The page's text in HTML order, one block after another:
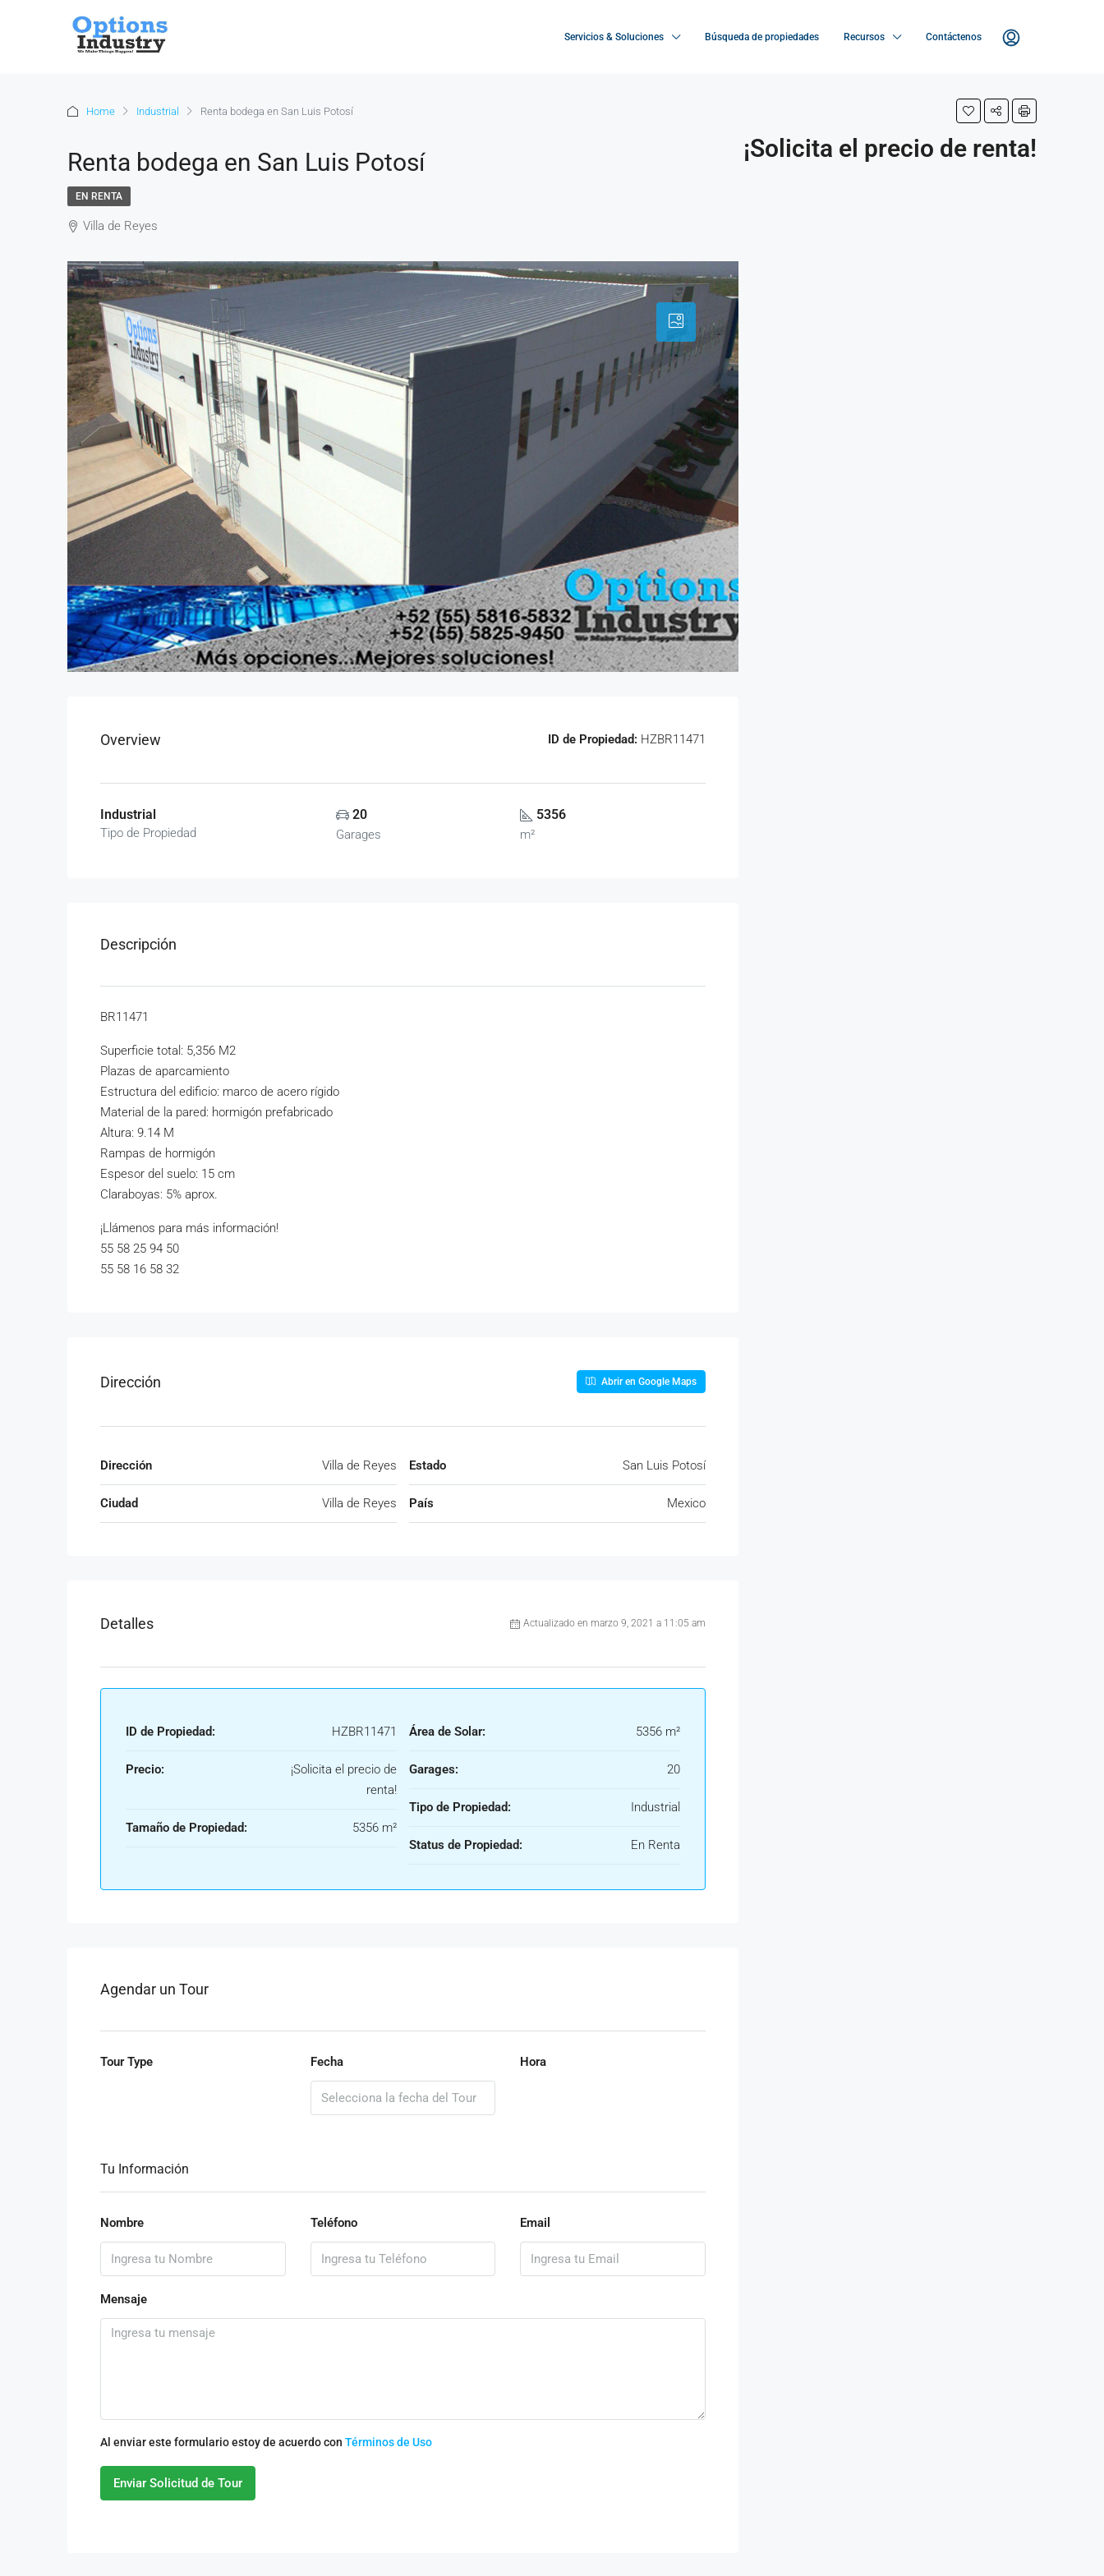
Servicios & Soluciones Búsqueda de propiedades Recursos Contáctenos
Home Industrial Renta bodega en San Luis Potosí
Renta bodega en San Luis Potosí ¡Solicita el precio de renta!
EN RENTA
Villa de Reyes
Overview ID de Propiedad: HZBR11471
Industrial
Tipo de Propiedad
20
Garages
5356
m²
Descripción
BR11471
Superficie total: 5,356 M2
Plazas de aparcamiento
Estructura del edificio: marco de acero rígido
Material de la pared: hormigón prefabricado
Altura: 9.14 M
Rampas de hormigón
Espesor del suelo: 15 cm
Claraboyas: 5% aprox.
¡Llámenos para más información!
55 58 25 94 50
55 58 16 58 32
Dirección Abrir en Google Maps
Dirección Villa de Reyes
Ciudad Villa de Reyes
Estado San Luis Potosí
País Mexico
Detalles Actualizado en marzo 9, 2021 a 11:05 am
ID de Propiedad: HZBR11471
Precio:
¡Solicita el precio de
renta!
Tamaño de Propiedad: 5356 m²
Área de Solar: 5356 m²
Garages: 20
Tipo de Propiedad: Industrial
Status de Propiedad: En Renta
Agendar un Tour
Tour Type Fecha Hora
Tu Información
Nombre Teléfono Email
Mensaje
Al enviar este formulario estoy de acuerdo con Términos de Uso
Enviar Solicitud de Tour